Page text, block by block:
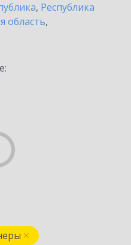
, Республика
область,